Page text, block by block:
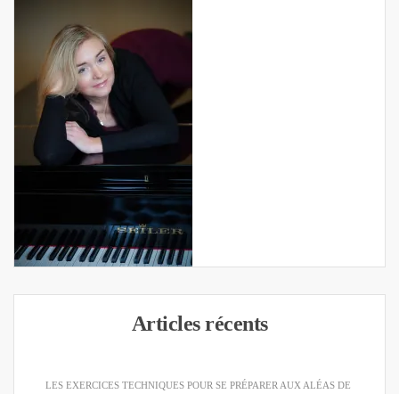
Articles récents
LES EXERCICES TECHNIQUES POUR SE PRÉPARER AUX ALÉAS DE